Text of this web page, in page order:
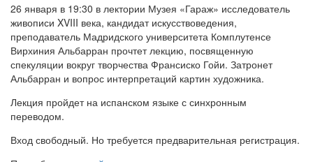
26 января в 19:30 в лектории Музея «Гараж» исследователь
живописи XVIII века, кандидат искусствоведения,
преподаватель Мадридского университета Комплутенсе
Вирхиния Альбарран прочтет лекцию, посвященную
спекуляции вокруг творчества Франсиско Гойи. Затронет
Альбарран и вопрос интерпретаций картин художника.
Лекция пройдет на испанском языке с синхронным
переводом.
Вход свободный. Но требуется предварительная регистрация.